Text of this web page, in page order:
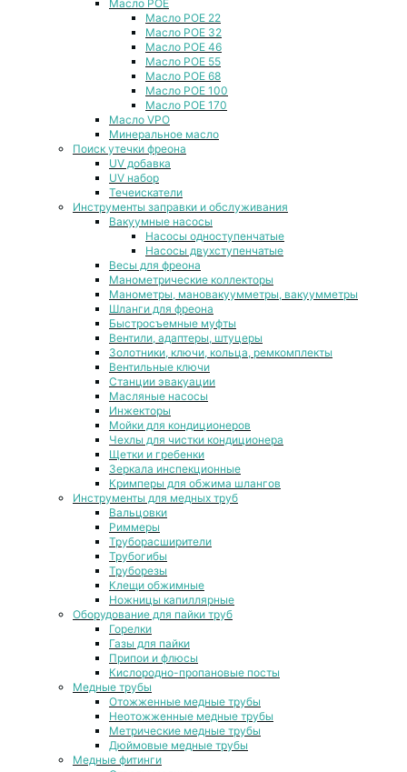
Масло POE
Масло POE 22
Масло POE 32
Масло POE 46
Масло POE 55
Масло POE 68
Масло POE 100
Масло POE 170
Масло VPO
Минеральное масло
Поиск утечки фреона
UV добавка
UV набор
Течеискатели
Инструменты заправки и обслуживания
Вакуумные насосы
Насосы одноступенчатые
Насосы двухступенчатые
Весы для фреона
Манометрические коллекторы
Манометры, мановакуумметры, вакуумметры
Шланги для фреона
Быстросъемные муфты
Вентили, адаптеры, штуцеры
Золотники, ключи, кольца, ремкомплекты
Вентильные ключи
Станции эвакуации
Масляные насосы
Инжекторы
Мойки для кондиционеров
Чехлы для чистки кондиционера
Щетки и гребенки
Зеркала инспекционные
Кримперы для обжима шлангов
Инструменты для медных труб
Вальцовки
Риммеры
Труборасширители
Трубогибы
Труборезы
Клещи обжимные
Ножницы капиллярные
Оборудование для пайки труб
Горелки
Газы для пайки
Припои и флюсы
Кислородно-пропановые посты
Медные трубы
Отожженные медные трубы
Неотожженные медные трубы
Метрические медные трубы
Дюймовые медные трубы
Медные фитинги